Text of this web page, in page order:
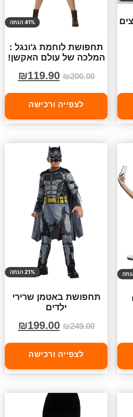
41% הנחה
תחפושת לוחמת ג'ונגל :
המלכה של עולם האקשן!
₪200.00
₪119.90
לצפייה ורכישה
21% הנחה
תחפושת באטמן שרירי
ילדים
₪249.00
₪199.00
לצפייה ורכישה